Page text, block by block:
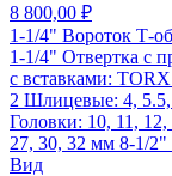
8 800,00 ₽
1-1/4" Вороток Т-
1-1/4" Отвертка с
с вставками:
2 Шлицевые: 4,
Головки: 10, 11,
27, 30, 32 мм 8-1/
Вид